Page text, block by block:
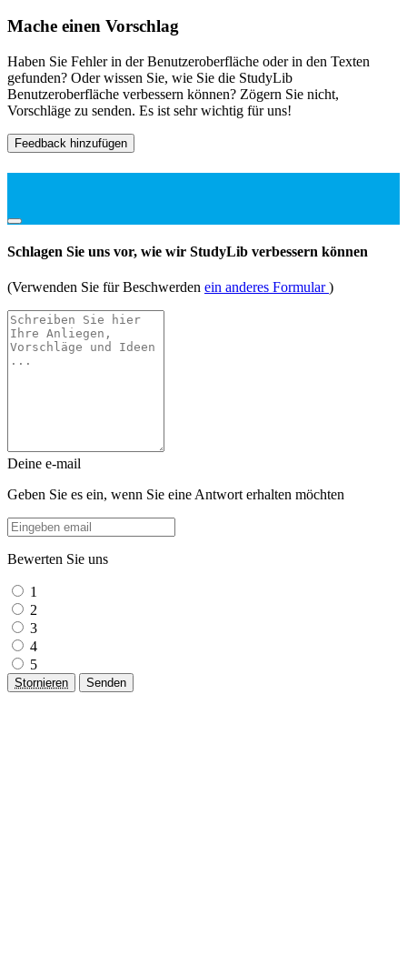
Mache einen Vorschlag
Haben Sie Fehler in der Benutzeroberfläche oder in den Texten
gefunden? Oder wissen Sie, wie Sie die StudyLib
Benutzeroberfläche verbessern können? Zögern Sie nicht,
Vorschläge zu senden. Es ist sehr wichtig für uns!
Feedback hinzufügen
Schlagen Sie uns vor, wie wir StudyLib verbessern können
(Verwenden Sie für Beschwerden ein anderes Formular)
Deine e-mail
Geben Sie es ein, wenn Sie eine Antwort erhalten möchten
Bewerten Sie uns
1
2
3
4
5
Stornieren Senden